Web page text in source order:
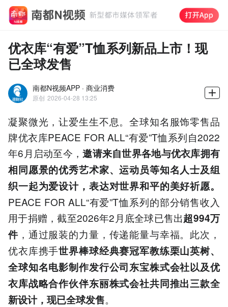
优衣库“有爱”T恤系列新品上市！现
已全球发售
南都N视频APP · 商业消费
原创 2026-04-28 13:25
凝聚微光，让爱生生不息。全球知名服饰零售品
牌优衣库PEACE FOR ALL“有爱”T恤系列自2022
年6月启动至今，邀请来自世界各地与优衣库拥有
相同愿景的优秀艺术家、运动员等知名人士及组
织一起为爱设计，表达对世界和平的美好祈愿。
PEACE FOR ALL“有爱”T恤系列的部分销售收入
用于捐赠，截至2026年2月底全球已售出超994万
件 ，通过服装的力量，传递能量与幸福。此次，
优衣库携手世界棒球经典赛冠军教练栗山英树、
全球知名电影制作发行公司东宝株式会社以及优
衣库战略合作伙伴东丽株式会社共同推出三款全
新设计，现已全球发售。